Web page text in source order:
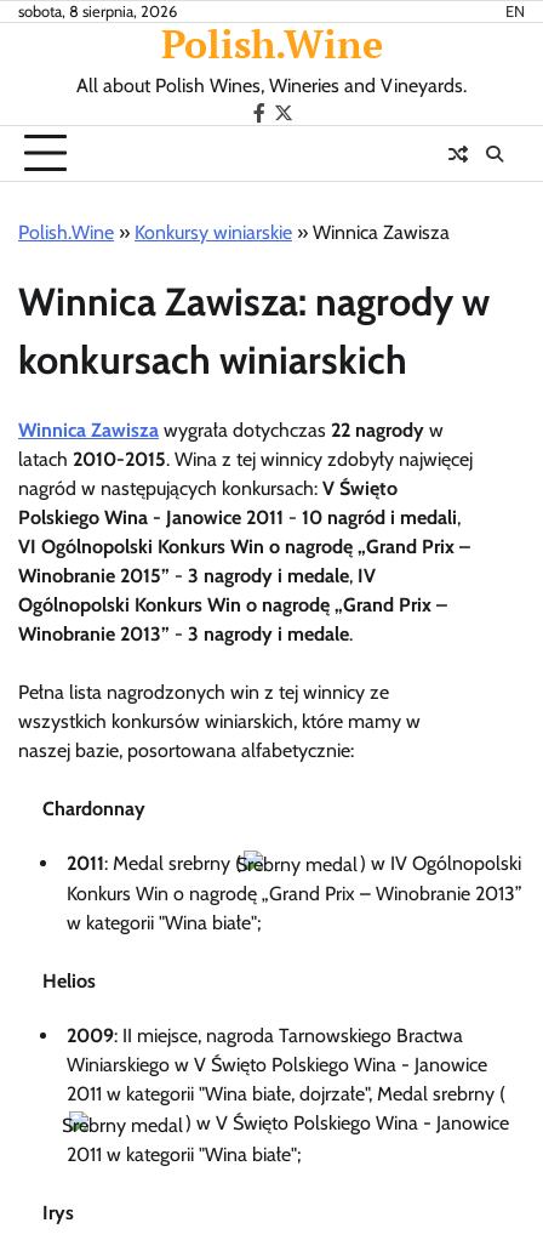
Skipsobota, 8 sierpnia, 2026 EN
Polish.Wine
All about Polish Wines, Wineries and Vineyards.
OurX.com
Polish.Wine » Konkursy winiarskie » Winnica Zawisza
Winnica Zawisza: nagrody w
konkursach winiarskich
Winnica Zawisza wygrała dotychczas 22 nagrody w
latach 2010-2015. Wina z tej winnicy zdobyły najwięcej
nagród w następujących konkursach: V Święto
Polskiego Wina - Janowice 2011 - 10 nagród i medali,
VI Ogólnopolski Konkurs Win o nagrodę „Grand Prix –
Winobranie 2015” - 3 nagrody i medale, IV
Ogólnopolski Konkurs Win o nagrodę „Grand Prix –
Winobranie 2013” - 3 nagrody i medale.
Pełna lista nagrodzonych win z tej winnicy ze
wszystkich konkursów winiarskich, które mamy w
naszej bazie, posortowana alfabetycznie:
Chardonnay
2011: Medal srebrny (
) w IV Ogólnopolski
Konkurs Win o nagrodę „Grand Prix – Winobranie 2013”
w kategorii "Wina białe";
Helios
2009: II miejsce, nagroda Tarnowskiego Bractwa
Winiarskiego w V Święto Polskiego Wina - Janowice
2011 w kategorii "Wina białe, dojrzałe", Medal srebrny (
) w V Święto Polskiego Wina - Janowice
2011 w kategorii "Wina białe";
Irys